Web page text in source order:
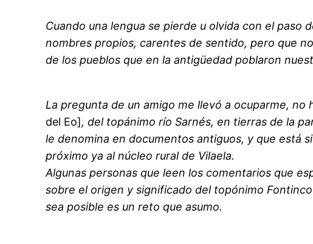
Cuando una lengua se pierde u olvida con el
nombres propios, carentes de sentido, pero que
de los pueblos que en la antigüedad poblaron
La pregunta de un amigo me llevó a ocuparme,
del Eo], del topánimo río Sarnés, en tierras de la
le denomina en documentos antiguos, y que está
próximo ya al núcleo rural de Vilaela.
Algunas personas que leen los comentarios que
sobre el origen y significado del topónimo
sea posible es un reto que asumo.